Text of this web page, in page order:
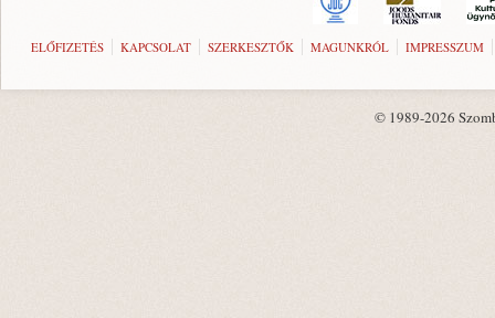
ELŐFIZETÉS KAPCSOLAT SZERKESZTŐK MAGUNKRÓL IMPRESSZUM
© 1989-2026